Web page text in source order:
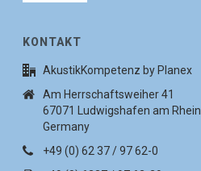
KONTAKT
AkustikKompetenz by Planex
Am Herrschaftsweiher 41
67071 Ludwigshafen am Rhein
Germany
+49 (0) 62 37 / 97 62-0